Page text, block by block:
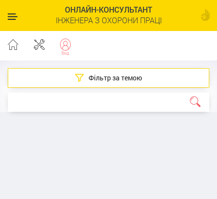
ОНЛАЙН-КОНСУЛЬТАНТ
ІНЖЕНЕРА З ОХОРОНИ ПРАЦІ
Фільтр за темою